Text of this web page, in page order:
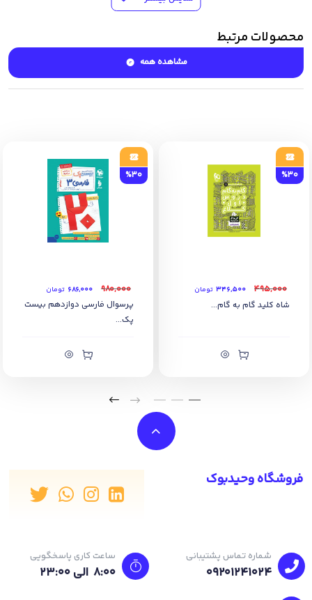
محصولات مرتبط
مشاهده همه
%30
۴۹۵,۰۰۰ ۳۴۶,۵۰۰ تومان
شاه کلید گام به گام...
%30
۹۸۰,۰۰۰ ۶۸۶,۰۰۰ تومان
پرسوال فارسی دوازدهم بیست
پک...
فروشگاه وحیدبوک
شماره تماس پشتیبانی
09201241024
ساعت کاری پاسخگویی
8:00 الی 23:۰۰